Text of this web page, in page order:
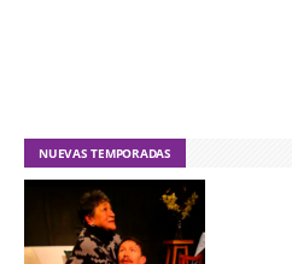
NUEVAS TEMPORADAS